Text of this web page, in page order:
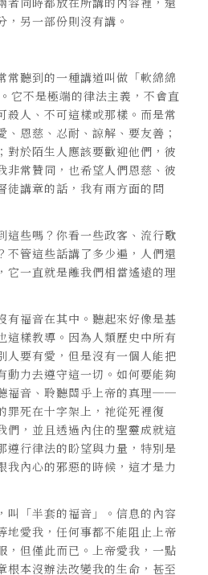
，另一部份則沒有講。
常聽到的一種講道叫做「軟綿綿
不是極端的律法主義，不會直
殺人、不可這樣或那樣。而是常
、恩慈、忍耐、諒解、要友善；
對於陌生人應該要歡迎他們，彼
非常贊同，也希望人們恩慈、彼
徒講章的話，我有兩方面的問
這些嗎？你看一些政客、流行歌
不管這些話講了多少遍，人們還
它一直就是離我們相當遙遠的理
有福音在其中。聽起來好像是基
這樣教導。因為人類歷史中所有
人要有愛，但是沒有一個人能把
動力去遵守這一切。如何要能夠
福音、聆聽關乎上帝的真理──
罪死在十字架上，祂從死裡復
們，並且透過內住的聖靈成就這
遵行律法的盼望與力量，特別是
我內心的邪惡的時候，這才是力
叫「半套的福音」。信息的內容
地愛我，任何事都不能阻止上帝
，但僅此而已。上帝愛我，一點
根本沒辦法改變我的生命，甚至